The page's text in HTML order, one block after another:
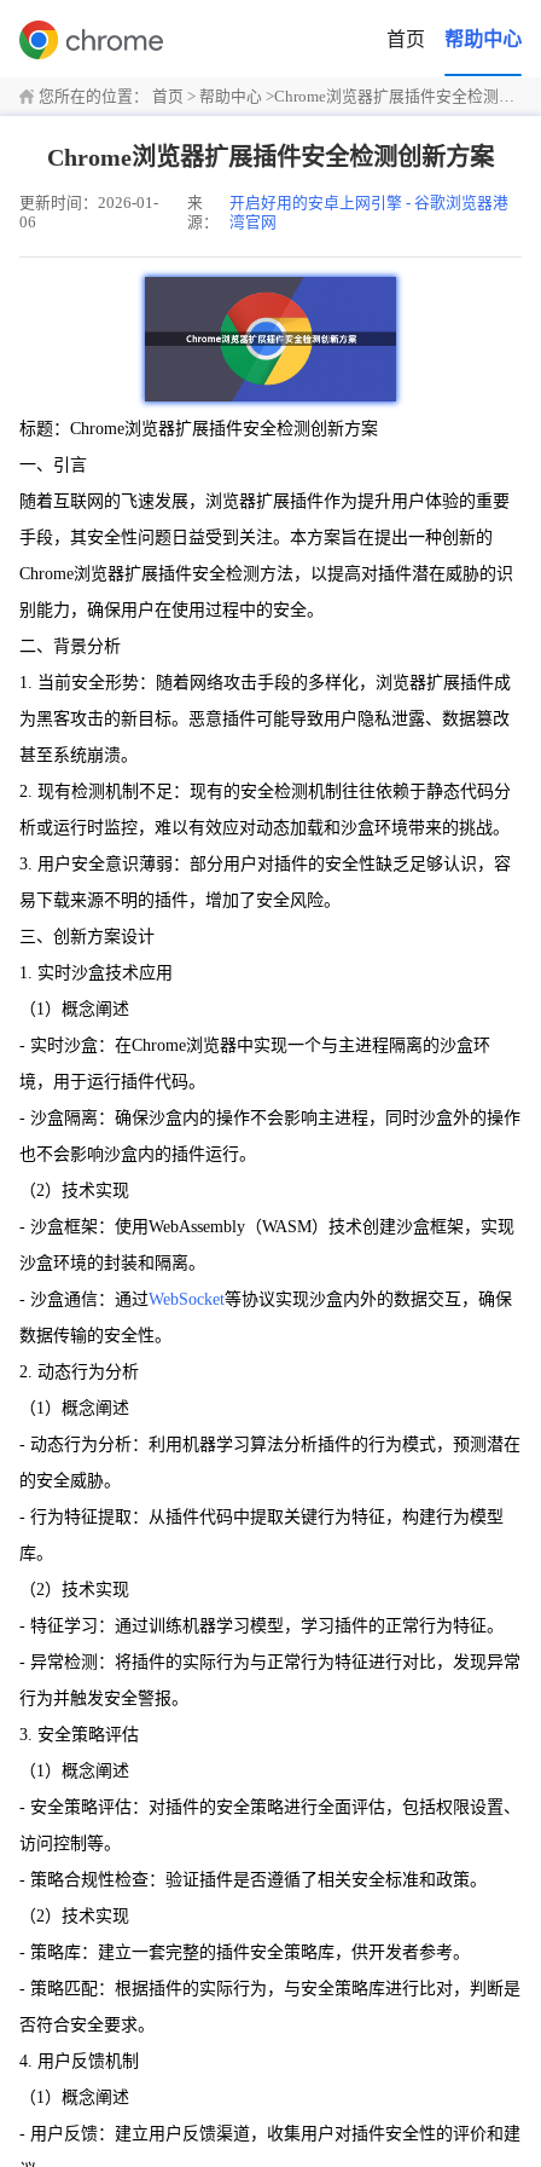
首页 帮助中心
您所在的位置： 首页 > 帮助中心 >Chrome浏览器扩展插件安全检测创新方案
Chrome浏览器扩展插件安全检测创新方案
更新时间：2026-01-
06
来
源：
开启好用的安卓上网引擎 - 谷歌浏览器港
湾官网
标题：Chrome浏览器扩展插件安全检测创新方案
一、引言
随着互联网的飞速发展，浏览器扩展插件作为提升用户体验的重要
手段，其安全性问题日益受到关注。本方案旨在提出一种创新的
Chrome浏览器扩展插件安全检测方法，以提高对插件潜在威胁的识
别能力，确保用户在使用过程中的安全。
二、背景分析
1. 当前安全形势：随着网络攻击手段的多样化，浏览器扩展插件成
为黑客攻击的新目标。恶意插件可能导致用户隐私泄露、数据篡改
甚至系统崩溃。
2. 现有检测机制不足：现有的安全检测机制往往依赖于静态代码分
析或运行时监控，难以有效应对动态加载和沙盒环境带来的挑战。
3. 用户安全意识薄弱：部分用户对插件的安全性缺乏足够认识，容
易下载来源不明的插件，增加了安全风险。
三、创新方案设计
1. 实时沙盒技术应用
（1）概念阐述
- 实时沙盒：在Chrome浏览器中实现一个与主进程隔离的沙盒环
境，用于运行插件代码。
- 沙盒隔离：确保沙盒内的操作不会影响主进程，同时沙盒外的操作
也不会影响沙盒内的插件运行。
（2）技术实现
- 沙盒框架：使用WebAssembly（WASM）技术创建沙盒框架，实现
沙盒环境的封装和隔离。
- 沙盒通信：通过WebSocket等协议实现沙盒内外的数据交互，确保
数据传输的安全性。
2. 动态行为分析
（1）概念阐述
- 动态行为分析：利用机器学习算法分析插件的行为模式，预测潜在
的安全威胁。
- 行为特征提取：从插件代码中提取关键行为特征，构建行为模型
库。
（2）技术实现
- 特征学习：通过训练机器学习模型，学习插件的正常行为特征。
- 异常检测：将插件的实际行为与正常行为特征进行对比，发现异常
行为并触发安全警报。
3. 安全策略评估
（1）概念阐述
- 安全策略评估：对插件的安全策略进行全面评估，包括权限设置、
访问控制等。
- 策略合规性检查：验证插件是否遵循了相关安全标准和政策。
（2）技术实现
- 策略库：建立一套完整的插件安全策略库，供开发者参考。
- 策略匹配：根据插件的实际行为，与安全策略库进行比对，判断是
否符合安全要求。
4. 用户反馈机制
（1）概念阐述
- 用户反馈：建立用户反馈渠道，收集用户对插件安全性的评价和建